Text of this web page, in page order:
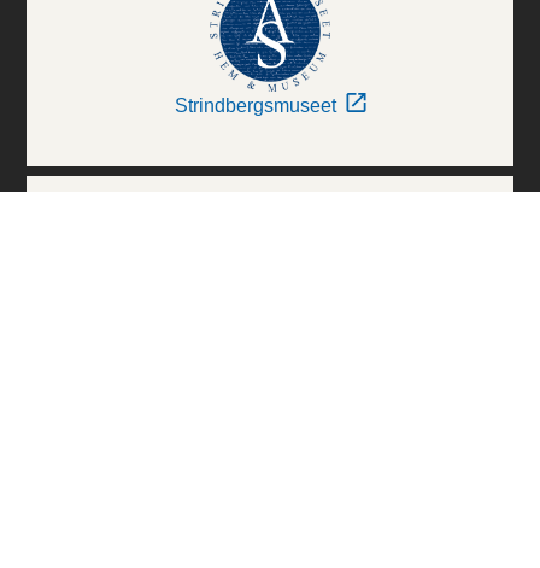
Strindbergsmuseet